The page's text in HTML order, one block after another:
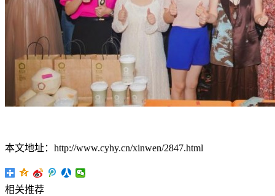
本文地址：http://www.cyhy.cn/xinwen/2847.html
相关推荐